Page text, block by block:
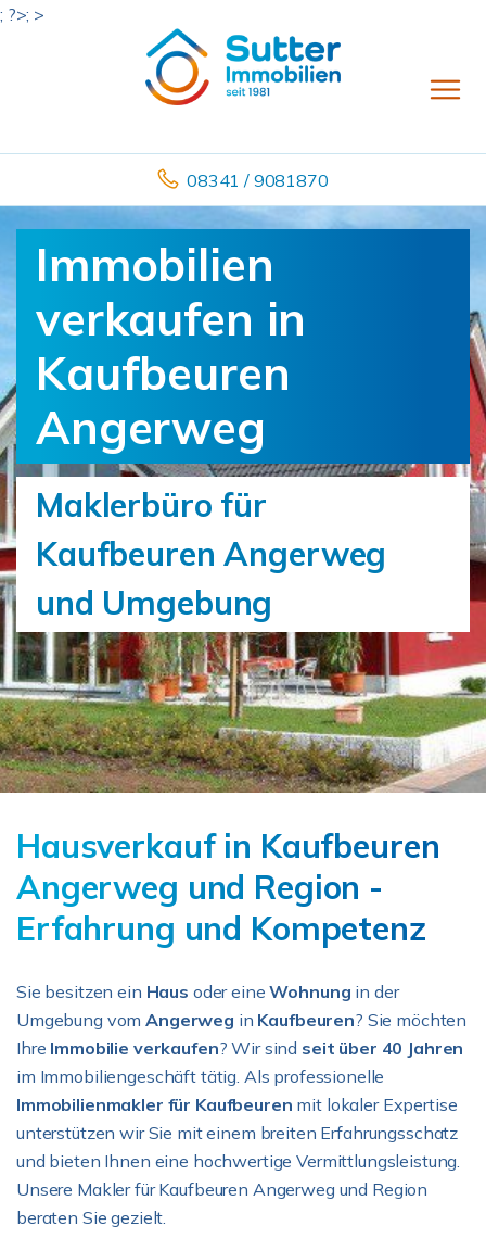
; ?>; >
08341 / 9081870
Immobilien
verkaufen in
Kaufbeuren
Angerweg
Maklerbüro für
Kaufbeuren Angerweg
und Umgebung
Hausverkauf in Kaufbeuren
Angerweg und Region -
Erfahrung und Kompetenz
Sie besitzen ein Haus oder eineWohnung in der
Umgebung vomAngerweg in Kaufbeuren? Sie möchten
Ihre Immobilie verkaufen? Wir sind seit über 40 Jahren
im Immobiliengeschäft tätig. Als professionelle
Immobilienmakler für Kaufbeuren mit lokaler Expertise
unterstützen wir Sie mit einem breiten Erfahrungsschatz
und bieten Ihnen eine hochwertige Vermittlungsleistung.
Unsere Makler für Kaufbeuren Angerweg und Region
beraten Sie gezielt.